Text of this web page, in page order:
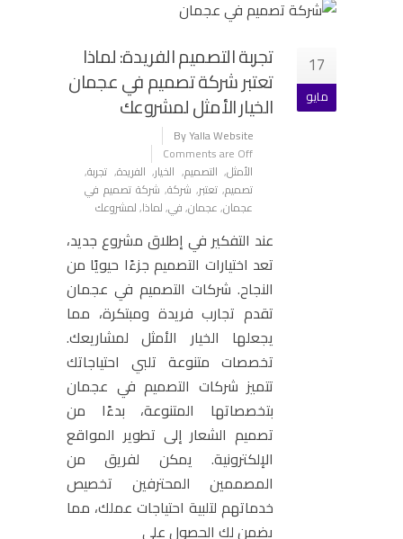
17
مايو
تجربة التصميم الفريدة: لماذا
تعتبر شركة تصميم في عجمان
الخيار الأمثل لمشروعك
By Yalla Website
Comments are Off
الأمثل, التصميم, الخيار, الفريدة, تجربة,
تصميم, تعتبر, شركة, شركة تصميم في
عجمان,عجمان,في,لماذا,لمشروعك
عند التفكير في إطلاق مشروع جديد،
تعد اختيارات التصميم جزءًا حيويًا من
النجاح. شركات التصميم في عجمان
تقدم تجارب فريدة ومبتكرة، مما
يجعلها الخيار الأمثل لمشاريعك.
تخصصات متنوعة تلبي احتياجاتك
تتميز شركات التصميم في عجمان
بتخصصاتها المتنوعة، بدءًا من
تصميم الشعار إلى تطوير المواقع
الإلكترونية. يمكن لفريق من
المصممين المحترفين تخصيص
خدماتهم لتلبية احتياجات عملك، مما
يضمن لك الحصول على